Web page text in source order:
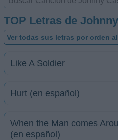
TOP Letras de
Ver todas sus letras por orden
Like A Soldier
Hurt (en español)
When the Man comes
(en español)